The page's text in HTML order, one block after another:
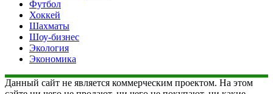
Футбол
Хоккей
Шахматы
Шоу-бизнес
Экология
Экономика
Данный сайт не является коммерческим проектом. На этом